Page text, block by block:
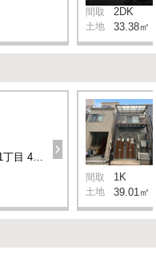
間取 2DK
土地 33.38㎡
東京都荒川区南千住1丁目 41-9
間取 1K
土地 39.01㎡